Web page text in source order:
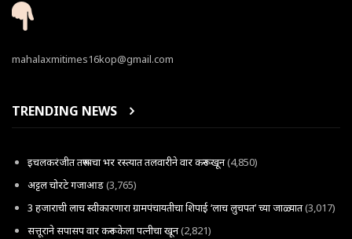
mahalaxmitimes16kop@gmail.com
TRENDING NEWS
इचलकरंजीत तरूणाचा भर रस्त्यात तलवारीने वार करून खून(4,850)
अट्टल चोरटे गजाआड(3,765)
3 हजाराची लाच स्वीकारणारा ग्रामपंचायतीचा शिपाई ‘लाच लुचपत’ च्या जाळ्यात(3,017)
सत्तूराने सपासप वार करून केला पत्नीचा खून(2,821)